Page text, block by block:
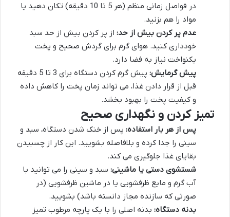
در فواصل زمانی منظم (هر 5 تا 10 دقیقه) تکان دهید یا
مواد را هم بزنید.
عدم پر کردن بیش از حد: از پر کردن بیش از حد سبد
خودداری کنید. هوای گرم برای گردش صحیح و پخت
یکنواخت نیاز به فضا دارد.
پیش گرمایش:
پیش گرم کردن دستگاه برای 3 تا 5 دقیقه
قبل از قرار دادن غذا، می تواند زمان پخت را کاهش داده
و کیفیت پخت را بهبود بخشد.
تمیز کردن و نگهداری صحیح
پس از هر بار استفاده: پس از خنک شدن دستگاه، سبد و
سینی را جدا کرده و بلافاصله بشویید. این کار از چسبیدن
بقایای غذا جلوگیری می کند.
شستشوی دستی یا ماشینی: سبد و سینی را می توانید با
آب گرم و مایع ظرفشویی یا در ماشین ظرفشویی (در
صورتی که سازنده مجاز دانسته باشد) بشویید.
بدنه دستگاه: بدنه اصلی را با یک پارچه مرطوب تمیز